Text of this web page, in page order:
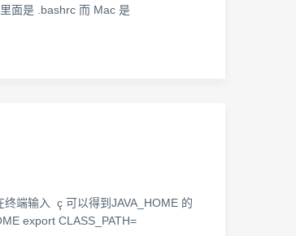
面是 .bashrc 而 Mac 是
端输入 ç 可以得到JAVA_HOME 的
export CLASS_PATH=